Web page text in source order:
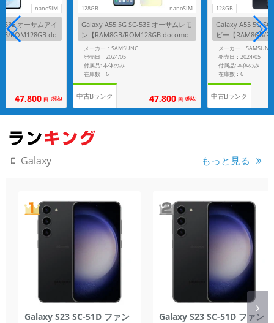
nanoSIM
53E オーサムアイ
ROM128GB do
47,800 円 (税込)
128GB nanoSIM
Galaxy A55 5G SC-53E オーサムレモ
ン【RAM8GB/ROM128GB docomo
版SIMフリー】
メーカー：SAMSUNG
発売日：2024/05
付属品: 本体のみ
在庫数：6
中古Bランク 47,800 円 (税込)
128GB
Galaxy A55 5G
ビー【RAM8GB/
o版SIMフリー】
メーカー：SAMSUNG
発売日：2024/05
付属品: 本体のみ
在庫数：6
中古Bランク
Galaxy もっと見る
Galaxy S23 SC-51D ファン
Galaxy S23 SC-51D ファン